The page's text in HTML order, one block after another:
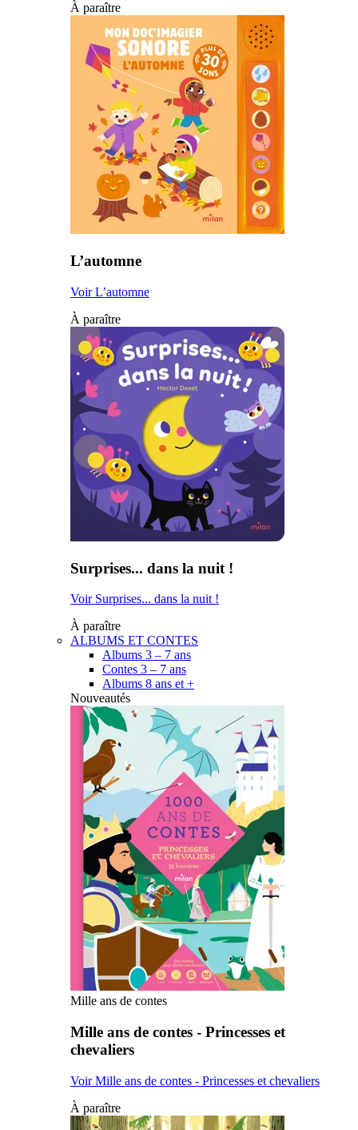
À paraître
L’automne
Voir L’automne
À paraître
Surprises... dans la nuit !
Voir Surprises... dans la nuit !
À paraître
ALBUMS ET CONTES
Albums 3 – 7 ans
Contes 3 – 7 ans
Albums 8 ans et +
Nouveautés
Mille ans de contes
Mille ans de contes - Princesses et
chevaliers
Voir Mille ans de contes - Princesses et chevaliers
À paraître